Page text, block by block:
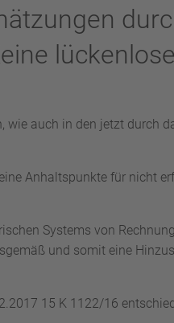
wie auch in den jetzt durch
Anhaltspunkte für nicht
Systems von
und somit eine
15 K 1122/16